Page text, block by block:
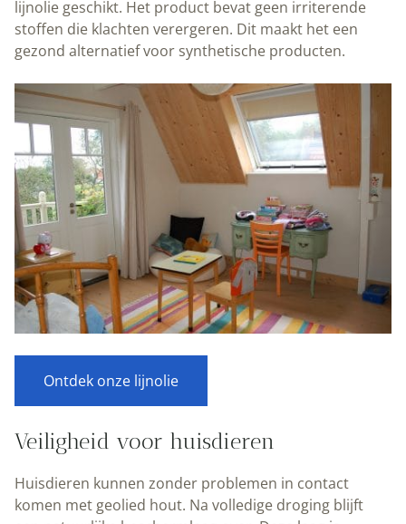
lijnolie geschikt. Het product bevat geen irriterende
stoffen die klachten verergeren. Dit maakt het een
gezond alternatief voor synthetische producten.
Ontdek onze lijnolie
Veiligheid voor huisdieren
Huisdieren kunnen zonder problemen in contact
komen met geolied hout. Na volledige droging blijft